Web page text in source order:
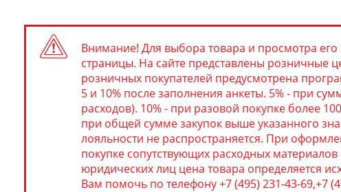
Внимание! Для выбора товара и просмотра его
страницы. На сайте представлены розничные
розничных покупателей предусмотрена
5 и 10% после заполнения анкеты. 5% - при
расходов). 10% - при разовой покупке более
при общей сумме закупок выше указанного
лояльности не распространяется. При
покупке сопутствующих расходных
юридических лиц цена товара определяется
Вам помочь по телефону +7 (495) 231-43-69,+7